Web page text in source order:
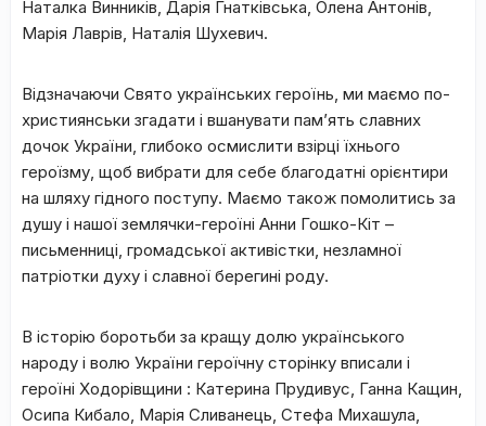
Наталка Винників, Дарія Гнатківська, Олена Антонів,
Марія Лаврів, Наталія Шухевич.
Відзначаючи Свято українських героїнь, ми маємо по-
християнськи згадати і вшанувати пам’ять славних
дочок України, глибоко осмислити взірці їхнього
героїзму, щоб вибрати для себе благодатні орієнтири
на шляху гідного поступу. Маємо також помолитись за
душу і нашої землячки-героїні Анни Гошко-Кіт –
письменниці, громадської активістки, незламної
патріотки духу і славної берегині роду.
В історію боротьби за кращу долю українського
народу і волю України героїчну сторінку вписали і
героїні Ходорівщини : Катерина Прудивус, Ганна Кащин,
Осипа Кибало, Марія Сливанець, Стефа Михашула,